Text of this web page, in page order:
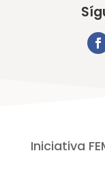
Iniciativa